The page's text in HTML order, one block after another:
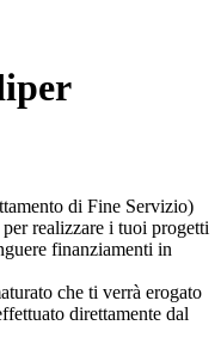
di Fine Servizio)
realizzare i tuoi progetti
finanziamenti in
che ti verrà erogato
direttamente dal